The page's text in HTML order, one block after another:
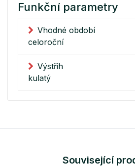
Funkční parametry
Vhodné období
celoroční
Výstřih
kulatý
Související